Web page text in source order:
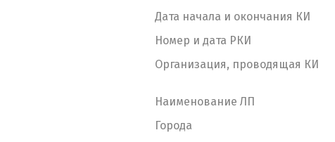
Дата начала и окончания КИ
Номер и дата РКИ
Организация, проводящая КИ
Наименование ЛП
Города